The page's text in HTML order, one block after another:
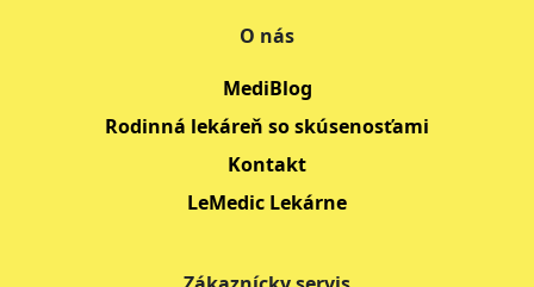
O nás
MediBlog
Rodinná lekáreň so skúsenosťami
Kontakt
LeMedic Lekárne